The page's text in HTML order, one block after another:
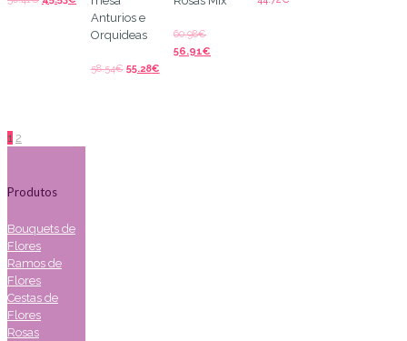
Anturios e
Orquideas
58.54€ 55.28€
60.98€
56.91€
1 2
Produtos
Bouquets de
Flores
Ramos de
Flores
Cestas de
Flores
Rosas